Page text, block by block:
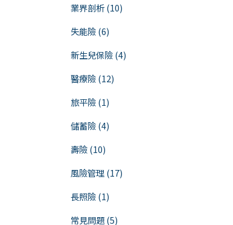
業界剖析 (10)
失能險 (6)
新生兒保險 (4)
醫療險 (12)
旅平險 (1)
儲蓄險 (4)
壽險 (10)
風險管理 (17)
長照險 (1)
常見問題 (5)